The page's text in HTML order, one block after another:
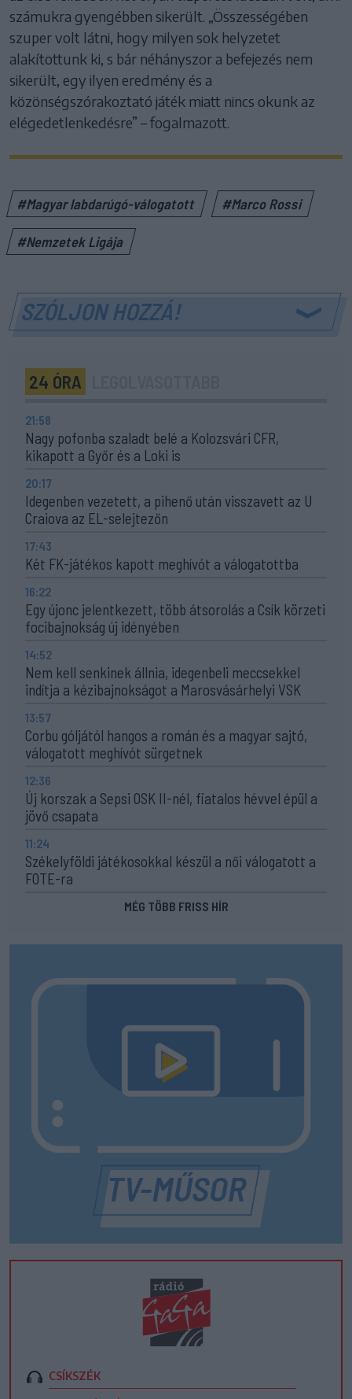
számukra gyengébben sikerült. „Összességében
szuper volt látni, hogy milyen sok helyzetet
alakítottunk ki, s bár néhányszor a befejezés nem
sikerült, egy ilyen eredmény és a
közönségszórakoztató játék miatt nincs okunk az
elégedetlenkedésre” – fogalmazott.
#Magyar labdarúgó-válogatott #Marco Rossi
#Nemzetek Ligája
SZÓLJON HOZZÁ!
24 ÓRA
21:58
Nagy pofonba szaladt belé a Kolozsvári CFR,
kikapott a Győr és a Loki is
20:17
Idegenben vezetett, a pihenő után visszavett az U
Craiova az EL-selejtezőn
17:43
Két FK-játékos kapott meghívót a válogatottba
16:22
Egy újonc jelentkezett, több átsorolás a Csík körzeti
focibajnokság új idényében
14:52
Nem kell senkinek állnia, idegenbeli meccsekkel
indítja a kézibajnokságot a Marosvásárhelyi VSK
13:57
Corbu góljától hangos a román és a magyar sajtó,
válogatott meghívót sürgetnek
12:36
Új korszak a Sepsi OSK II-nél, fiatalos hévvel épül a
jövő csapata
11:24
Székelyföldi játékosokkal készül a női válogatott a
FOTE-ra
MÉG TÖBB FRISS HÍR
CSÍKSZÉK